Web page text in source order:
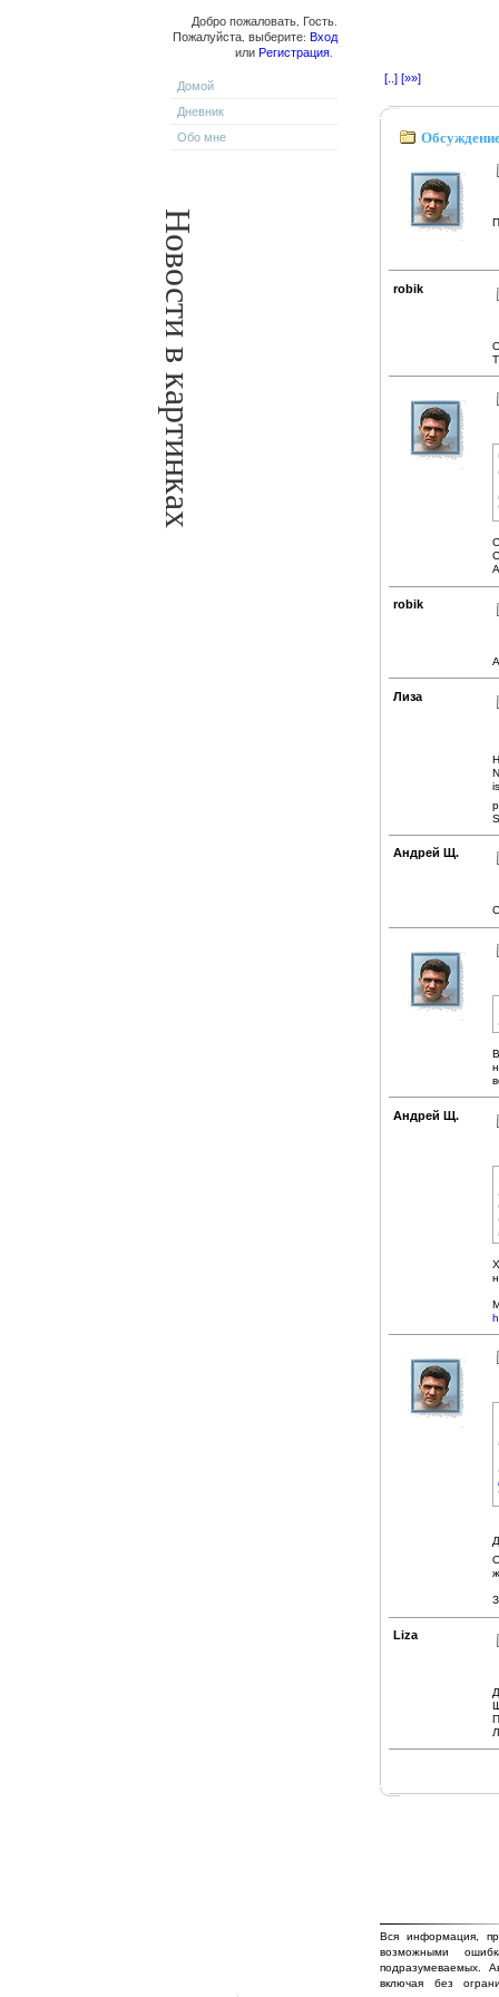
Добро пожаловать, Гость.
Пожалуйста, выберите: Вход
или Регистрация.
Домой
Дневник
Обо мне
Новости в картинках
[..] [»»]
robik
robik
Лиза
Андрей Щ.
Андрей Щ.
Liza
Вся информация,
возможными
подразумеваемых.
включая без